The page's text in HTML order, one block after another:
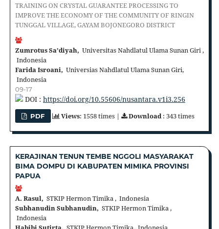
TRAINING ON CRYSTAL GUARANTEE PROCESSING TO
IMPROVE THE ECONOMY OF THE COMMUNITY OF RINGIN
TUNGGAL VILLAGE, GAYAM BOJONEGORO DISTRICT
Zumrotus Sa’diyah, Universitas Nahdlatul Ulama Sunan Giri ,
Indonesia
Farida Isroani, Universias Nahdlatul Ulama Sunan Giri,
Indonesia
09-17
DOI : https://doi.org/10.55606/nusantara.v1i3.256
PDF Views: 1558 times | Download: 343 times
KERAJINAN TENUN TEMBE NGGOLI MASYARAKAT
BIMA DOMPU DI KABUPATEN MIMIKA PROVINSI
PAPUA
A. Rasul, STKIP Hermon Timika , Indonesia
Subhanudin Subhanudin, STKIP Hermon Timika ,
Indonesia